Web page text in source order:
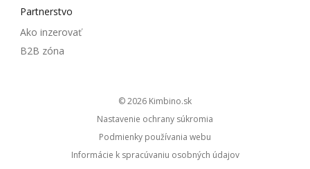
Partnerstvo
Ako inzerovať
B2B zóna
© 2026
kimbino.sk
Nastavenie ochrany súkromia
Podmienky používania webu
Informácie k spracúvaniu osobných údajov